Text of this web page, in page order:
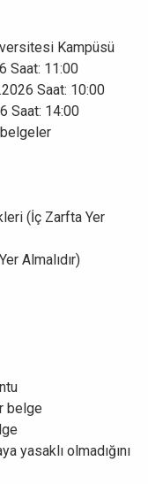
Kampüsü
11:00
Saat: 10:00
14:00
(İç Zarfta Yer
Almalıdır)
belge
yasaklı olmadığını